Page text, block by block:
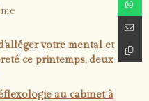
votre mental et
ce printemps, deux
au cabinet à